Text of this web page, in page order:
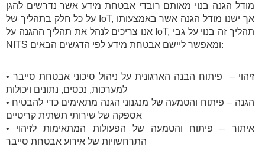
מודל הגנה בנוי מאותם רובדי אבטחת מידע אשר נדרשים להגן
על כל חלק בתהליך של IoT, אך ישנו מודל הגנה אשר באמצעותו
אנו צריכים לנהל את תהליך ההגנה על IoT, תהליך זה בנוי על גבי
NITS ומאפשר ליישם אבטחת מידע לפי הדגשים הבאים:
• זיהוי – פיתוח הבנה הארגונית על ניהול סיכוני אבטחת סייבר
למערכות, נכסים, נתונים ויכולות
• הגנה – פיתוח והטמעה של מנגנוני הגנה מתאימים כדי להבטיח
אספקה של שירותי תשתית קריטיים
• איתור – פיתוח והטמעה של הפעולות המתאימות לזיהוי
התרחשויות של אירוע אבטחת סייבר